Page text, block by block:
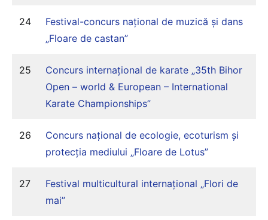
24
Festival-concurs național de muzică și dans
„Floare de castan”
25
Concurs internațional de karate „35th Bihor
Open – world & European – International
Karate Championships”
26
Concurs național de ecologie, ecoturism și
protecția mediului „Floare de Lotus”
27
Festival multicultural internațional „Flori de
mai”